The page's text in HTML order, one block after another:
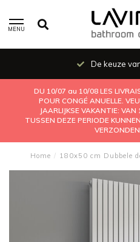
MENU
De keuze
DU 10/07 au 10/08 LES
POUR CONGÉ ANUELLE.
JAARLIJKSE VAKANTIE:
TUSSEN DEZE PERIODE
Home / 180x50 cm Dubbele